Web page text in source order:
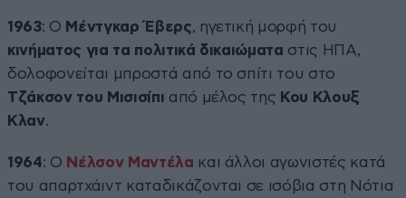
1963: Ο Μέντγκαρ Έβερς, ηγετική μορφή του
κινήματος για τα πολιτικά δικαιώματα στις ΗΠΑ,
δολοφονείται μπροστά από το σπίτι του στο
Τζάκσον του Μισισίπι από μέλος της Κου Κλουξ
Κλαν.
1964: Ο Νέλσον Μαντέλα και άλλοι αγωνιστές κατά
του απαρτχάιντ καταδικάζονται σε ισόβια στη Νότια